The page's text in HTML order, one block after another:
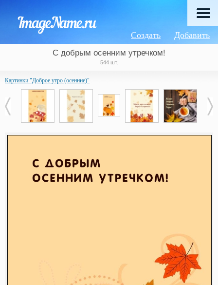
Добавить
Создать
С добрым осенним утречком!
544 шт.
Картинки "Доброе утро (осенние)"